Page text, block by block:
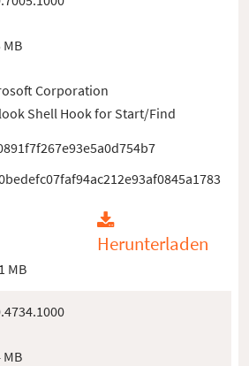
MB
Corporation
Shell Hook for Start/Find
Herunterladen
MB
MB